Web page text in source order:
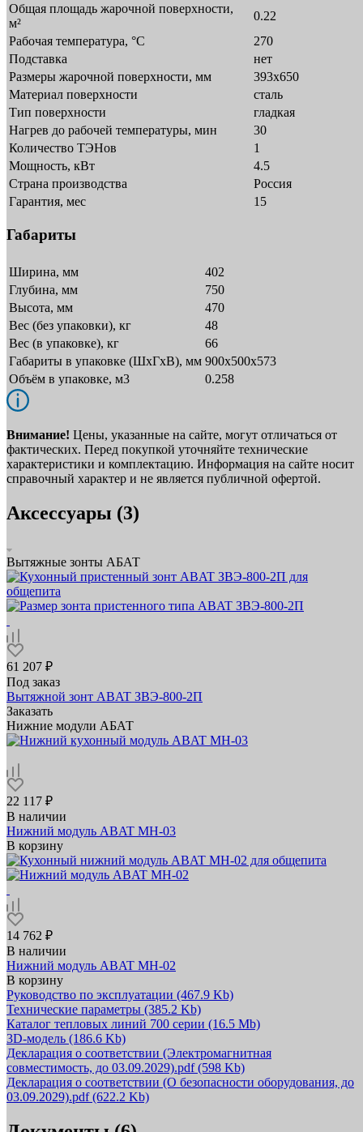
Общая площадь жарочной поверхности,
м²
0.22
Рабочая температура, °C
270
Подставка
нет
Размеры жарочной поверхности, мм
393x650
Материал поверхности
сталь
Тип поверхности
гладкая
Нагрев до рабочей температуры, мин
30
Количество ТЭНов
1
Мощность, кВт
4.5
Страна производства
Россия
Гарантия, мес
15
Габариты
Ширина, мм
402
Глубина, мм
750
Высота, мм
470
Вес (без упаковки), кг
48
Вес (в упаковке), кг
66
Габариты в упаковке (ШxГxВ), мм 900х500х573
Объём в упаковке, м3
0.258
Внимание! Цены, указанные на сайте, могут отличаться от
фактических. Перед покупкой уточняйте технические
характеристики и комплектацию. Информация на сайте носит
справочный характер и не является публичной офертой.
Аксессуары (3)
Вытяжные зонты АБАТ
61 207 ₽
Под заказ
Вытяжной зонт ABAT ЗВЭ‑800‑2П
Заказать
Нижние модули АБАТ
22 117 ₽
В наличии
Нижний модуль ABAT МН-03
В корзину
14 762 ₽
В наличии
Нижний модуль ABAT МН-02
В корзину
Руководство по эксплуатации (467.9 Kb)
Технические параметры (385.2 Kb)
Каталог тепловых линий 700 серии (16.5 Mb)
3D-модель (186.6 Kb)
Декларация о соответствии (Электромагнитная
совместимость, до 03.09.2029).pdf(598 Kb)
Декларация о соответствии (О безопасности оборудования, до
03.09.2029).pdf(622.2 Kb)